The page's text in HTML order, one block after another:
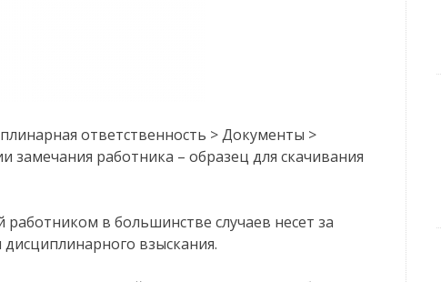
ответственность > Документы >
замечания работника – образец для скачивания
в большинстве случаев несет за
взыскания.